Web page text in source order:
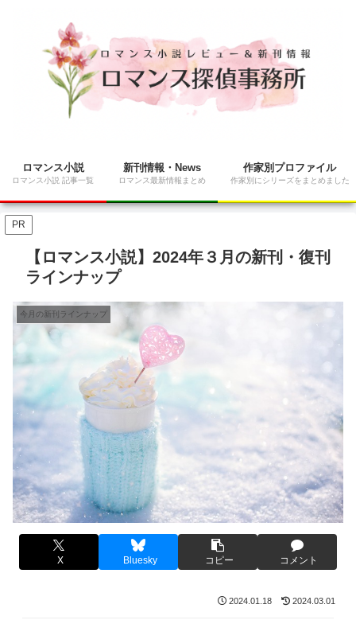
ロマンス小説
ロマンス小説 記事一覧
新刊情報・News
ロマンス最新情報まとめ
作家別プロファイル
作家別にシリーズをまとめました
PR
【ロマンス小説】2024年３月の新刊・復刊
ラインナップ
今月の新刊ラインナップ
X Bluesky コピー コメント
2024.01.18 2024.03.01